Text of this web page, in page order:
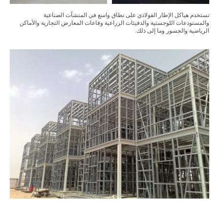
تستخدم هياكل الإطار الفولاذي على نطاق واسع في المنشآت الصناعية
والمستودعات اللوجستية والدفيئات الزراعية وقاعات المعارض التجارية والأماكن
الرياضية والجسور وما إلى ذلك.